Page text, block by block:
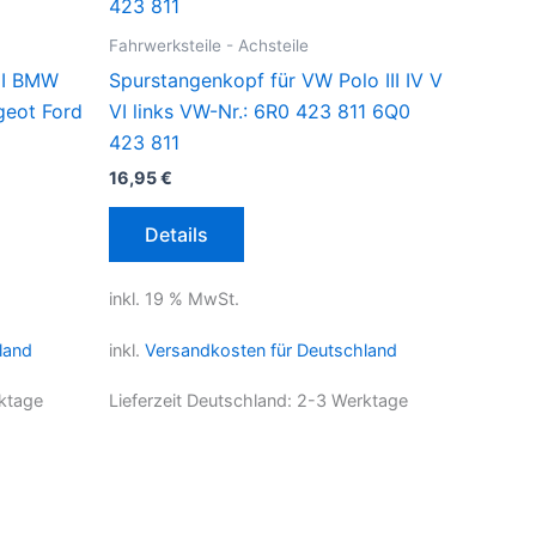
BMW
Ford
Fahrwerksteile - Achsteile
Spurstangenkopf für VW Polo III IV V
VI links VW-Nr.: 6R0 423 811 6Q0
423 811
16,95€
Details
inkl. 19 % MwSt.
inkl. Versandkosten für Deutschland
Lieferzeit Deutschland: 2-3 Werktage